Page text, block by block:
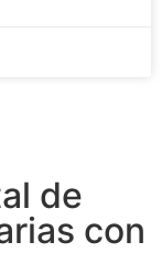
de
con